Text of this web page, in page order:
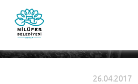
26.04.2017